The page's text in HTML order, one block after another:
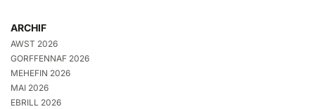
ARCHIF
AWST 2026
GORFFENNAF 2026
MEHEFIN 2026
MAI 2026
EBRILL 2026